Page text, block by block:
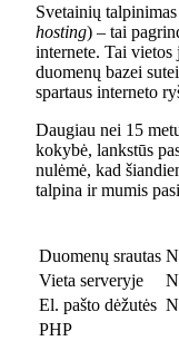
Svetainių
hosting) – tai
internete. Tai
duomenų bazei
spartaus interneto
Daugiau nei 15
kokybė, lankstūs
nulėmė, kad
talpina ir mumis
Duomenų srautas
Vieta serveryje
El. pašto dėžutės
PHP